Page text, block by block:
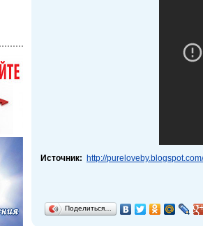
Источник: http://
Поделиться…